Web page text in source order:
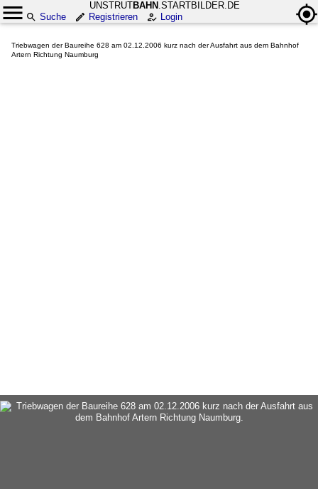
UNSTRUTBAHN .STARTBILDER.DE
Suche
Registrieren Login
Triebwagen der Baureihe 628 am 02.12.2006 kurz nach der Ausfahrt aus dem Bahnhof
Artern Richtung Naumburg